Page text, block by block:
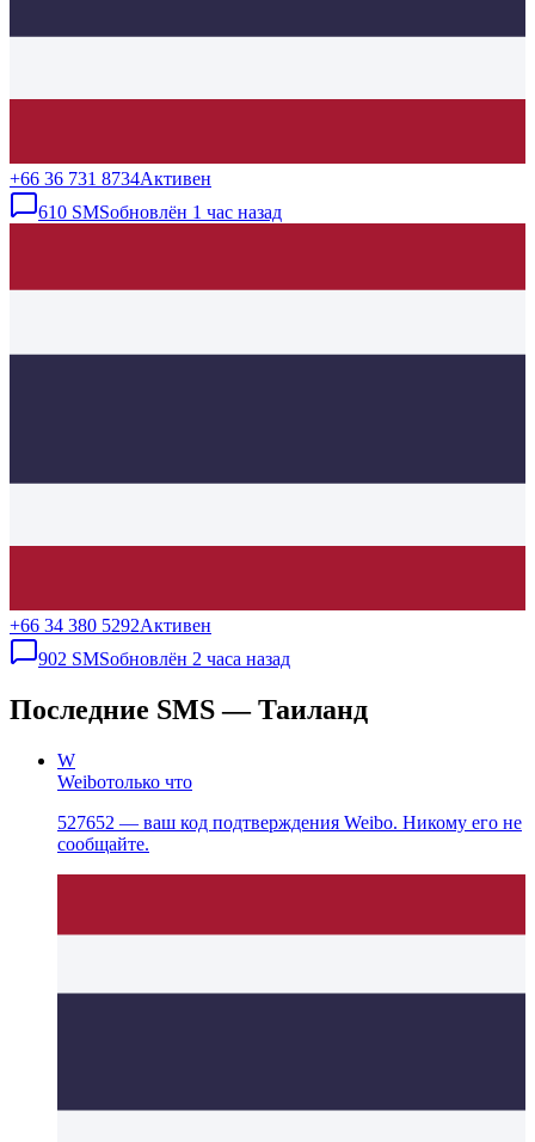
+66 36 731 8734Активен
610 SMSобновлён 1 час назад
+66 34 380 5292Активен
902 SMSобновлён 2 часа назад
Последние SMS — Таиланд
W
Weiboтолько что
527652 — ваш код подтверждения Weibo. Никому его не
сообщайте.